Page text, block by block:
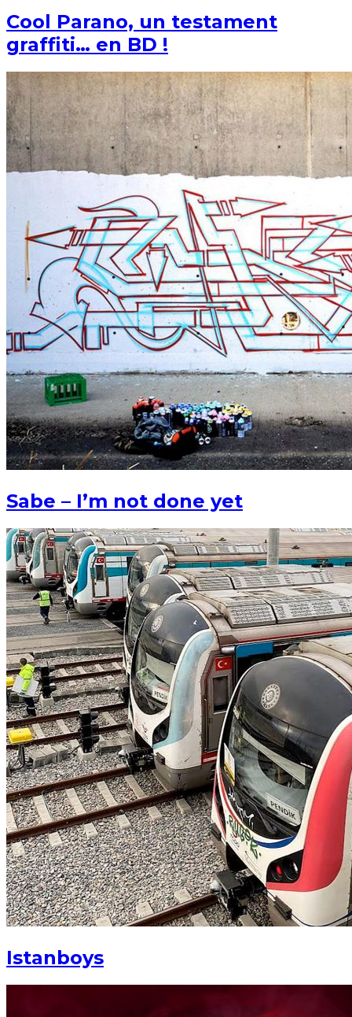
Cool Parano, un testament
graffiti… en BD !
Sabe – I’m not done yet
Istanboys